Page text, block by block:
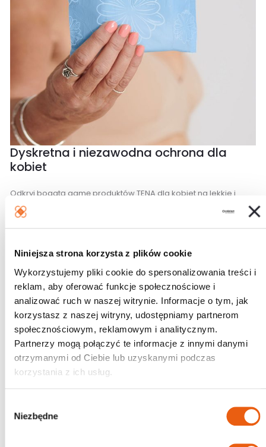
Niniejsza strona korzysta z plików cookie
Wykorzystujemy pliki cookie do spersonalizowania treści i
reklam, aby oferować funkcje społecznościowe i
analizować ruch w naszej witrynie. Informacje o tym, jak
korzystasz z naszej witryny, udostępniamy partnerom
społecznościowym, reklamowym i analitycznym.
Partnerzy mogą połączyć te informacje z innymi danymi
otrzymanymi od Ciebie lub uzyskanymi podczas
korzystania z ich usług.
Niezbędne
Dyskretna i niezawodna ochrona dla
kobiet
Odkryj bogatą gamę produktów TENA dla kobiet na lekkie i
średnie nietrzymanie moczu. Idealnie sprawdzają się, jeśli
zachować pewność siebie i uczucie suchości, wiedząc, że
zapewniają dyskrecję i bezpieczeństwo, o jakich marzysz.
Są dostępne w różnych wariantach, długościach, kolorach i
poziomach chłonności – wszystkie warianty z funkcją ochrony
przed nieprzyjemnym zapachem – aby sprostać Twoim
potrzebom. Wszystkie produkty cechuje szybkie wchłanianie,
które błyskawicznie zamyka wilgoć wewnątrz produktu, z
daleka od skóry, zapewniając uczucie suchości, świeżości i